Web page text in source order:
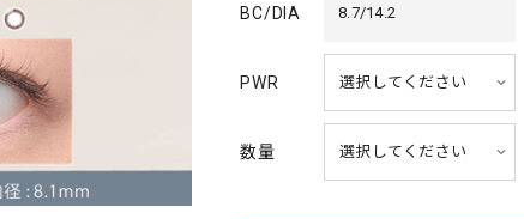
BC/DIA 8.7/14.2
PWR
数量